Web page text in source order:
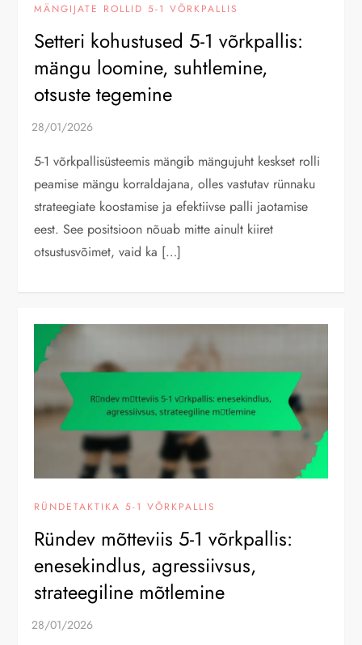
MÄNGIJATE ROLLID 5-1 VÕRKPALLIS
Setteri kohustused 5-1 võrkpallis:
mängu loomine, suhtlemine,
otsuste tegemine
5-1 võrkpallisüsteemis mängib mängujuht keskset rolli
peamise mängu korraldajana, olles vastutav rünnaku
strateegiate koostamise ja efektiivse palli jaotamise
eest. See positsioon nõuab mitte ainult kiiret
otsustusvõimet, vaid ka […]
RÜNDETAKTIKA 5-1 VÕRKPALLIS
Ründev mõtteviis 5-1 võrkpallis:
enesekindlus, agressiivsus,
strateegiline mõtlemine